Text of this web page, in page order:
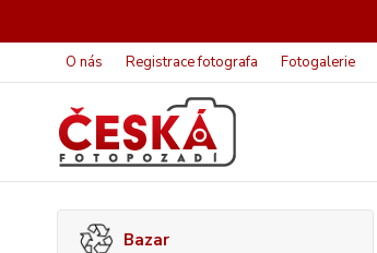
O nás Registrace fotografa Fotogalerie
Bazar